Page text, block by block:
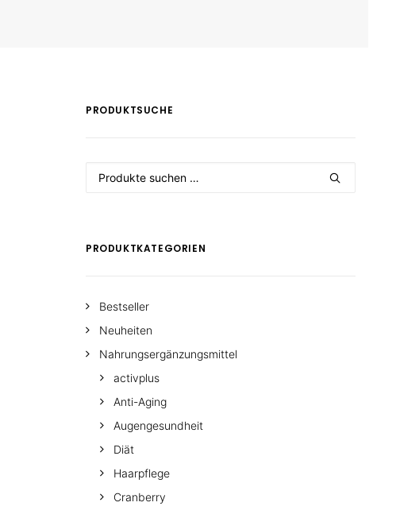
PRODUKTSUCHE
Suchen
PRODUKTKATEGORIEN
Bestseller
Neuheiten
Nahrungsergänzungsmittel
activplus
Anti-Aging
Augengesundheit
Diät
Haarpflege
Cranberry